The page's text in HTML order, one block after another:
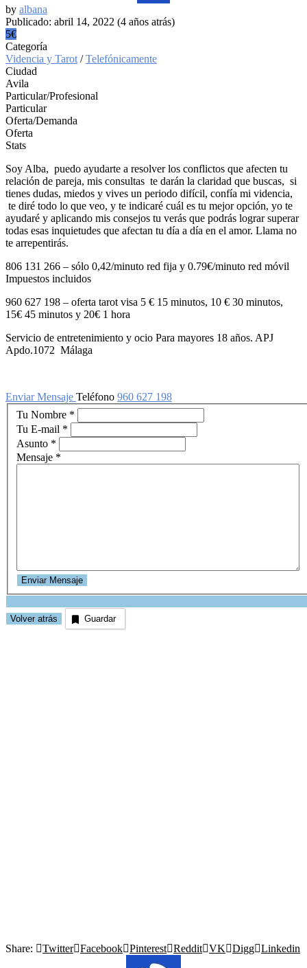
by albana
Publicado: abril 14, 2022 (4 años atrás)
5€
Categoría
Videncia y Tarot /Telefónicamente
Ciudad
Avila
Particular/Profesional
Particular
Oferta/Demanda
Oferta
Stats
Soy Alba, puedo ayudarte a resolver los conflictos que afecten tu
relación de pareja, mis consultas te darán la claridad que buscas, si
tienes dudas, miedos y vives un periodo difícil, confía mi videncia,
te diré todo lo que veo, y te indicaré cuál es tu mejor opción, yo te
ayudaré y aplicando mis consejos tu verás que podrás lograr superar
todas esas inquietudes que afectan tu día a día en el amor. Llama no
te arrepentirás.
806 131 266 – sólo 0,42/minuto red fija y 0.79€/minuto red móvil
Impuestos incluidos
960 627 198 – oferta tarot visa 5 € 15 minutos, 10 € 30 minutos,
15€ 45 minutos y 20€ 1 hora
Servicio de entretenimiento y ocio Para mayores 18 años. APJ
Apdo.1072 Málaga
Enviar Mensaje Teléfono 960 627 198
Tu Nombre *
Tu E-mail *
Asunto *
Mensaje *
Guardar
Share: Twitter Facebook Pinterest Reddit VK Digg Linkedin